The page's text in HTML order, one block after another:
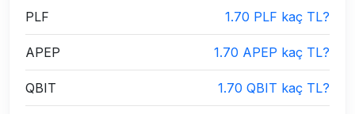
PLF 1.70 PLF kaç TL?
APEP 1.70 APEP kaç TL?
QBIT 1.70 QBIT kaç TL?